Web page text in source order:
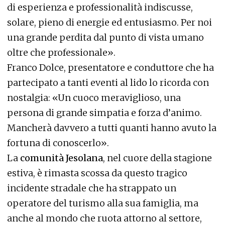
di esperienza e professionalità indiscusse,
solare, pieno di energie ed entusiasmo. Per noi
una grande perdita dal punto di vista umano
oltre che professionale».
Franco Dolce, presentatore e conduttore che ha
partecipato a tanti eventi al lido lo ricorda con
nostalgia: «Un cuoco meraviglioso, una
persona di grande simpatia e forza d’animo.
Mancherà davvero a tutti quanti hanno avuto la
fortuna di conoscerlo».
La comunità Jesolana, nel cuore della stagione
estiva, è rimasta scossa da questo tragico
incidente stradale che ha strappato un
operatore del turismo alla sua famiglia, ma
anche al mondo che ruota attorno al settore,